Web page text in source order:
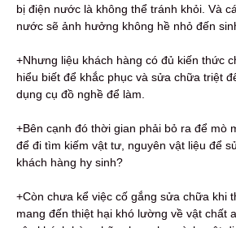
bị điện nước là không thể tránh khỏi. Và
nước sẽ ảnh hưởng không hề nhỏ đến
+Nhưng liệu khách hàng có đủ kiến thức
hiểu biết để khắc phục và sửa chữa triệt
dụng cụ đồ nghề để làm.
+Bên cạnh đó thời gian phải bỏ ra để mò
để đi tìm kiếm vật tư, nguyên vật liệu để
khách hàng hy sinh?
+Còn chưa kể việc cố gắng sửa chữa khi
mang đến thiệt hại khó lường về vật chất